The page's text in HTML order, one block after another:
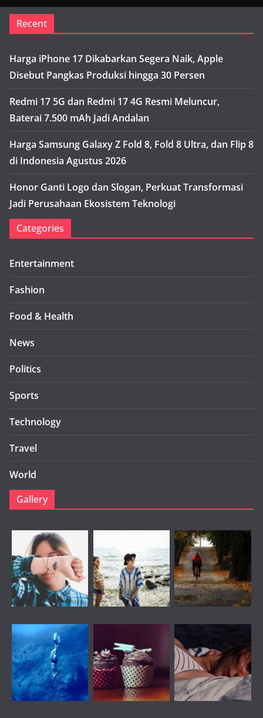
Recent
Harga iPhone 17 Dikabarkan Segera Naik, Apple
Disebut Pangkas Produksi hingga 30 Persen
Redmi 17 5G dan Redmi 17 4G Resmi Meluncur,
Baterai 7.500 mAh Jadi Andalan
Harga Samsung Galaxy Z Fold 8, Fold 8 Ultra, dan Flip 8
di Indonesia Agustus 2026
Honor Ganti Logo dan Slogan, Perkuat Transformasi
Jadi Perusahaan Ekosistem Teknologi
Categories
Entertainment
Fashion
Food & Health
News
Politics
Sports
Technology
Travel
World
Gallery